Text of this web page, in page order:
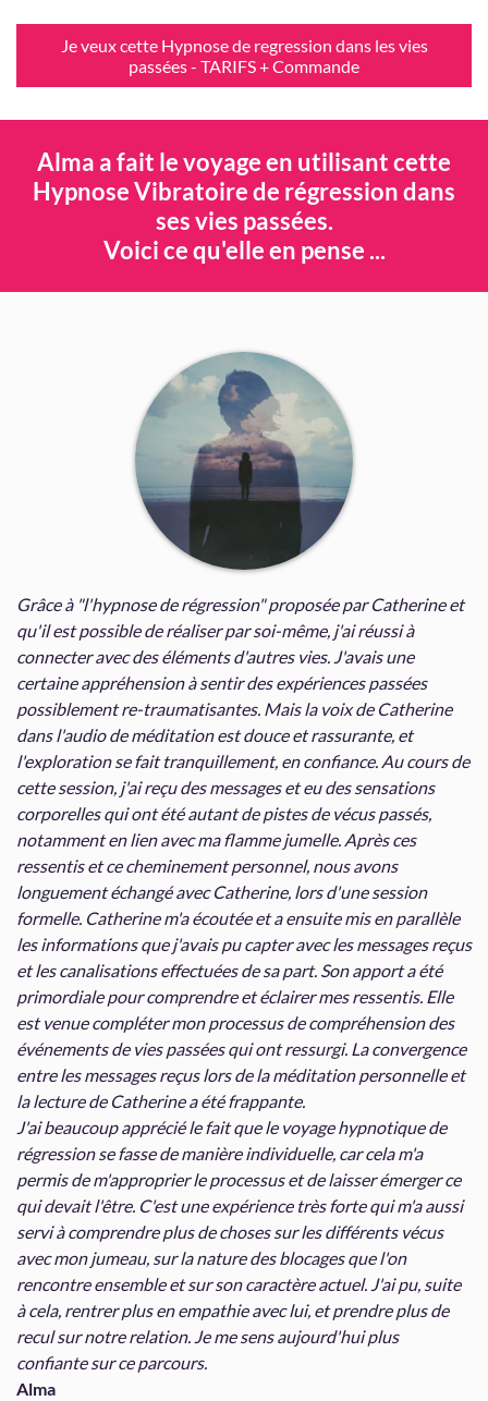
Je veux cette Hypnose de regression dans les vies
passées - TARIFS + Commande
Alma a fait le voyage en utilisant cette
Hypnose Vibratoire de régression dans
ses vies passées.
Voici ce qu'elle en pense ...
Grâce à "l'hypnose de régression" proposée par Catherine et
qu'il est possible de réaliser par soi-même, j'ai réussi à
connecter avec des éléments d'autres vies. J'avais une
certaine appréhension à sentir des expériences passées
possiblement re-traumatisantes. Mais la voix de Catherine
dans l'audio de méditation est douce et rassurante, et
l'exploration se fait tranquillement, en confiance. Au cours de
cette session, j'ai reçu des messages et eu des sensations
corporelles qui ont été autant de pistes de vécus passés,
notamment en lien avec ma flamme jumelle. Après ces
ressentis et ce cheminement personnel, nous avons
longuement échangé avec Catherine, lors d'une session
formelle. Catherine m'a écoutée et a ensuite mis en parallèle
les informations que j'avais pu capter avec les messages reçus
et les canalisations effectuées de sa part. Son apport a été
primordiale pour comprendre et éclairer mes ressentis. Elle
est venue compléter mon processus de compréhension des
événements de vies passées qui ont ressurgi. La convergence
entre les messages reçus lors de la méditation personnelle et
la lecture de Catherine a été frappante.
J'ai beaucoup apprécié le fait que le voyage hypnotique de
régression se fasse de manière individuelle, car cela m'a
permis de m'approprier le processus et de laisser émerger ce
qui devait l'être. C'est une expérience très forte qui m'a aussi
servi à comprendre plus de choses sur les différents vécus
avec mon jumeau, sur la nature des blocages que l'on
rencontre ensemble et sur son caractère actuel. J'ai pu, suite
à cela, rentrer plus en empathie avec lui, et prendre plus de
recul sur notre relation. Je me sens aujourd'hui plus
confiante sur ce parcours.
Alma